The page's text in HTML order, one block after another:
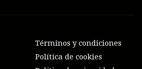
Términos y condiciones
Política de cookies